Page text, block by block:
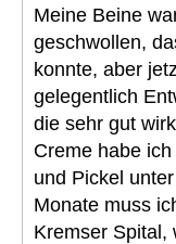
Meine Beine
geschwollen,
konnte, aber
gelegentlich
die sehr gut
Creme habe
und Pickel
Monate muss
Kremser Spital,